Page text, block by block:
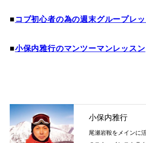
■ コブ初心者の為の週末グループレ
■小保内雅行のマンツーマンレッスン
小保内雅行
尾瀬岩鞍をメインに